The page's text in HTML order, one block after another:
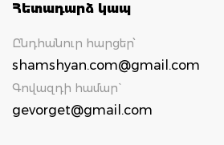
Հետադարձ կապ
Ընդհանուր հարցեր՝
shamshyan.com@gmail.com
Գովազդի համար`
gevorget@gmail.com